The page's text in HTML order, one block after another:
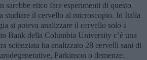
etico fare esperimenti di questo
studiare il cervello al microscopio. In Italia
si poteva analizzare il cervello solo a
Bank della Columbia University c’è una
scienziata ha analizzato 28 cervelli sani di
Parkinson o demenze.